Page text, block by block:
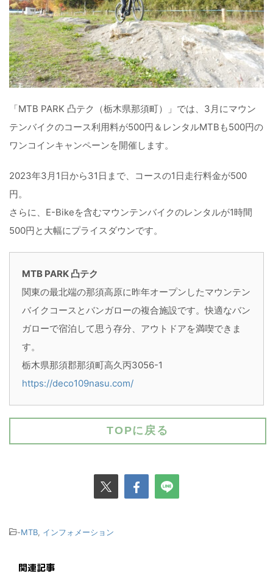
「MTB PARK 凸テク（栃木県那須町）」では、3月にマウン
テンバイクのコース利用料が500円＆レンタルMTBも500円の
ワンコインキャンペーンを開催します。
2023年3月1日から31日まで、コースの1日走行料金が500
円。
さらに、E-Bikeを含むマウンテンバイクのレンタルが1時間
500円と大幅にプライスダウンです。
MTB PARK 凸テク
関東の最北端の那須高原に昨年オープンしたマウンテン
バイクコースとバンガローの複合施設です。快適なバン
ガローで宿泊して思う存分、アウトドアを満喫できま
す。
栃木県那須郡那須町高久丙3056-1
https://deco109nasu.com/
TOPに戻る
-MTB インフォメーション
関連記事